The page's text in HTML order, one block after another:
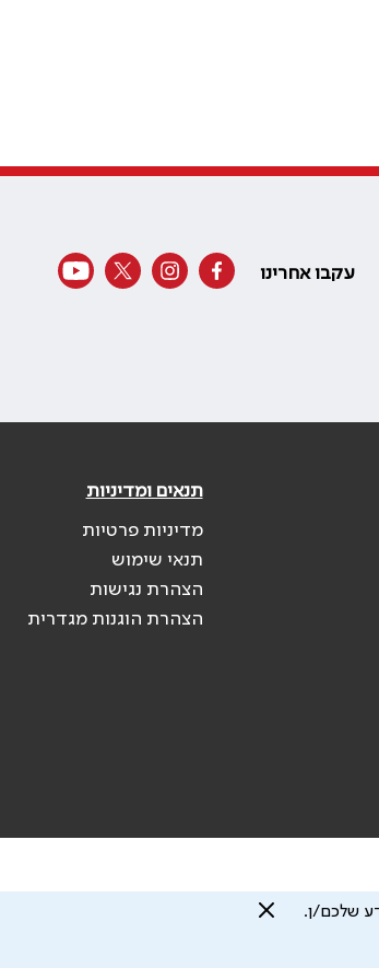
עקבו אחרינו
תנאים ומדיניות
מדיניות פרטיות
תנאי שימוש
הצהרת נגישות
הצהרת הוגנות מגדרית
שלכם/ן.